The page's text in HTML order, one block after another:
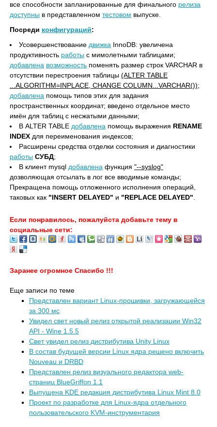
все способности запланированные для финального релиза
доступны в представленном тестовом выпуске.
Посреди конфигураций:
Усовершенствование движка InnoDB: увеличена
продуктивность работы с мимолетными таблицами;
добавлена возможность поменять размер строк VARCHAR в
отсутствии перестроения таблицы (ALTER TABLE
...ALGORITHM=INPLACE, CHANGE COLUMN...VARCHAR());
добавлена помощь типов этих для задания
пространственных координат; введено отдельное место
имён для таблиц с несжатыми данными;
В ALTER TABLE добавлена помощь выражения RENAME
INDEX для переименования индексов;
Расширены средства отделки состояния и диагностики
работы СУБД;
В клиент mysql добавлена функция "--syslog"
дозволяющая отсылать в лог все вводимые команды;
Прекращена помощь отложенного исполнения операций,
таковых как "INSERT DELAYED" и "REPLACE DELAYED"
Если понравилось, пожалуйста добавьте тему в
социальные сети:
Заранее огромное Спасибо !!!
Еще записи по теме
Представлен вариант Linux-прошивки, загружающейся
за 300 мс
Увидел свет новый релиз открытой реализации Win32
API - Wine 1.5.5
Свет увидел релиз дистрибутива Unity Linux
В состав будущей версии Linux ядра решено включить
Nouveau и DRBD
Представлен релиз визуального редактора web-
страниц BlueGriffon 1.1
Выпущена KDE редакция дистрибутива Linux Mint 8.0
Проект по разработке для Linux-ядра отдельного
пользовательского KVM-инструментария